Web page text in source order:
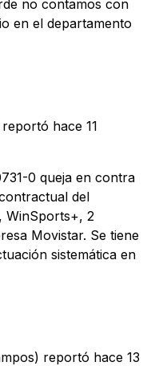
no contamos con
en el departamento
reportó hace 11
0 queja en contra
del
WinSports+, 2
Movistar. Se tiene
sistemática en
reportó hace 13